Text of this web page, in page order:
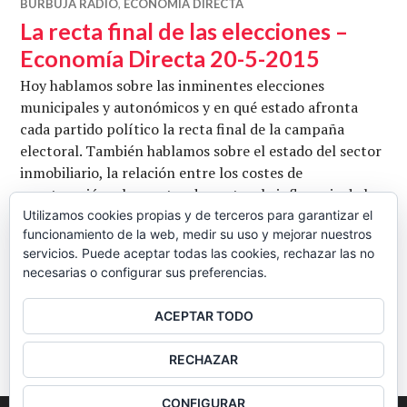
BURBUJA RADIO, ECONOMÍA DIRECTA
La recta final de las elecciones –
Economía Directa 20-5-2015
Hoy hablamos sobre las inminentes elecciones
municipales y autonómicos y en qué estado afronta
cada partido político la recta final de la campaña
electoral. También hablamos sobre el estado del sector
inmobiliario, la relación entre los costes de
construcción y los costes de venta y la influencia de la
evolución del nuevo crédito, que se está lanzando a
velocidades crecientes. Con Jordi Llatzer, Josean
Paunero …Seguir leyendoLa recta final de las
BARRA
LATERAL
Utilizamos cookies propias y de terceros para garantizar el
funcionamiento de la web, medir su uso y mejorar nuestros
servicios. Puede aceptar todas las cookies, rechazar las no
necesarias o configurar sus preferencias.
ACEPTAR TODO
RECHAZAR
CONFIGURAR